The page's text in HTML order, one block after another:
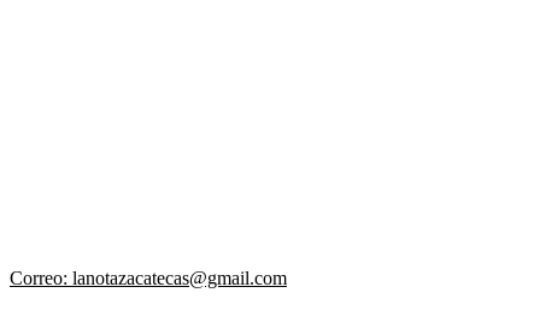
Correo: lanotazacatecas@gmail.com